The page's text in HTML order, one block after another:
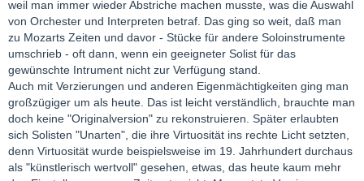
weil man immer wieder Abstriche machen musste, was die Auswahl
von Orchester und Interpreten betraf. Das ging so weit, daß man
zu Mozarts Zeiten und davor - Stücke für andere Soloinstrumente
umschrieb - oft dann, wenn ein geeigneter Solist für das
gewünschte Intrument nicht zur Verfügung stand.
Auch mit Verzierungen und anderen Eigenmächtigkeiten ging man
großzügiger um als heute. Das ist leicht verständlich, brauchte man
doch keine "Originalversion" zu rekonstruieren. Später erlaubten
sich Solisten "Unarten", die ihre Virtuosität ins rechte Licht setzten,
denn Virtuosität wurde beispielsweise im 19. Jahrhundert durchaus
als "künstlerisch wertvoll" gesehen, etwas, das heute kaum mehr